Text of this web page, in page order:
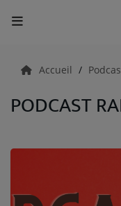
Accueil
RADIO
Evènements
Accueil
PODCAST